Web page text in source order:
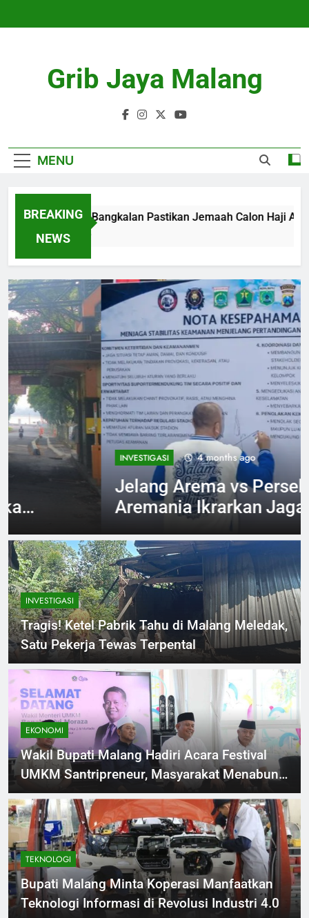
Grib Jaya Malang
MENU
BREAKING
NEWS
Kemenhaj Bangkalan Pastikan Jemaah Calon Haji Aman
4 Months Ago
INVESTIGASI 4 months ago
Jelang Arema vs Persebaya
Aremania Ikrarkan Jaga
INVESTIGASI
Tragis! Ketel Pabrik Tahu di Malang Meledak,
Satu Pekerja Tewas Terpental
EKONOMI
Wakil Bupati Malang Hadiri Acara Festival
UMKM Santripreneur, Masyarakat Menabung
Perkuat Ekonomi Daerah
TEKNOLOGI
Bupati Malang Minta Koperasi Manfaatkan
Teknologi Informasi di Revolusi Industri 4.0